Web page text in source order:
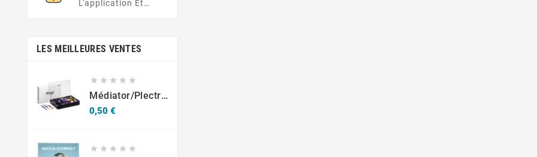
L'application Et
LES MEILLEURES VENTES
    
Médiator/plectre En Nylon S, Ruby S Ou Touch L - STAGG PBOX10
0,50 €
    